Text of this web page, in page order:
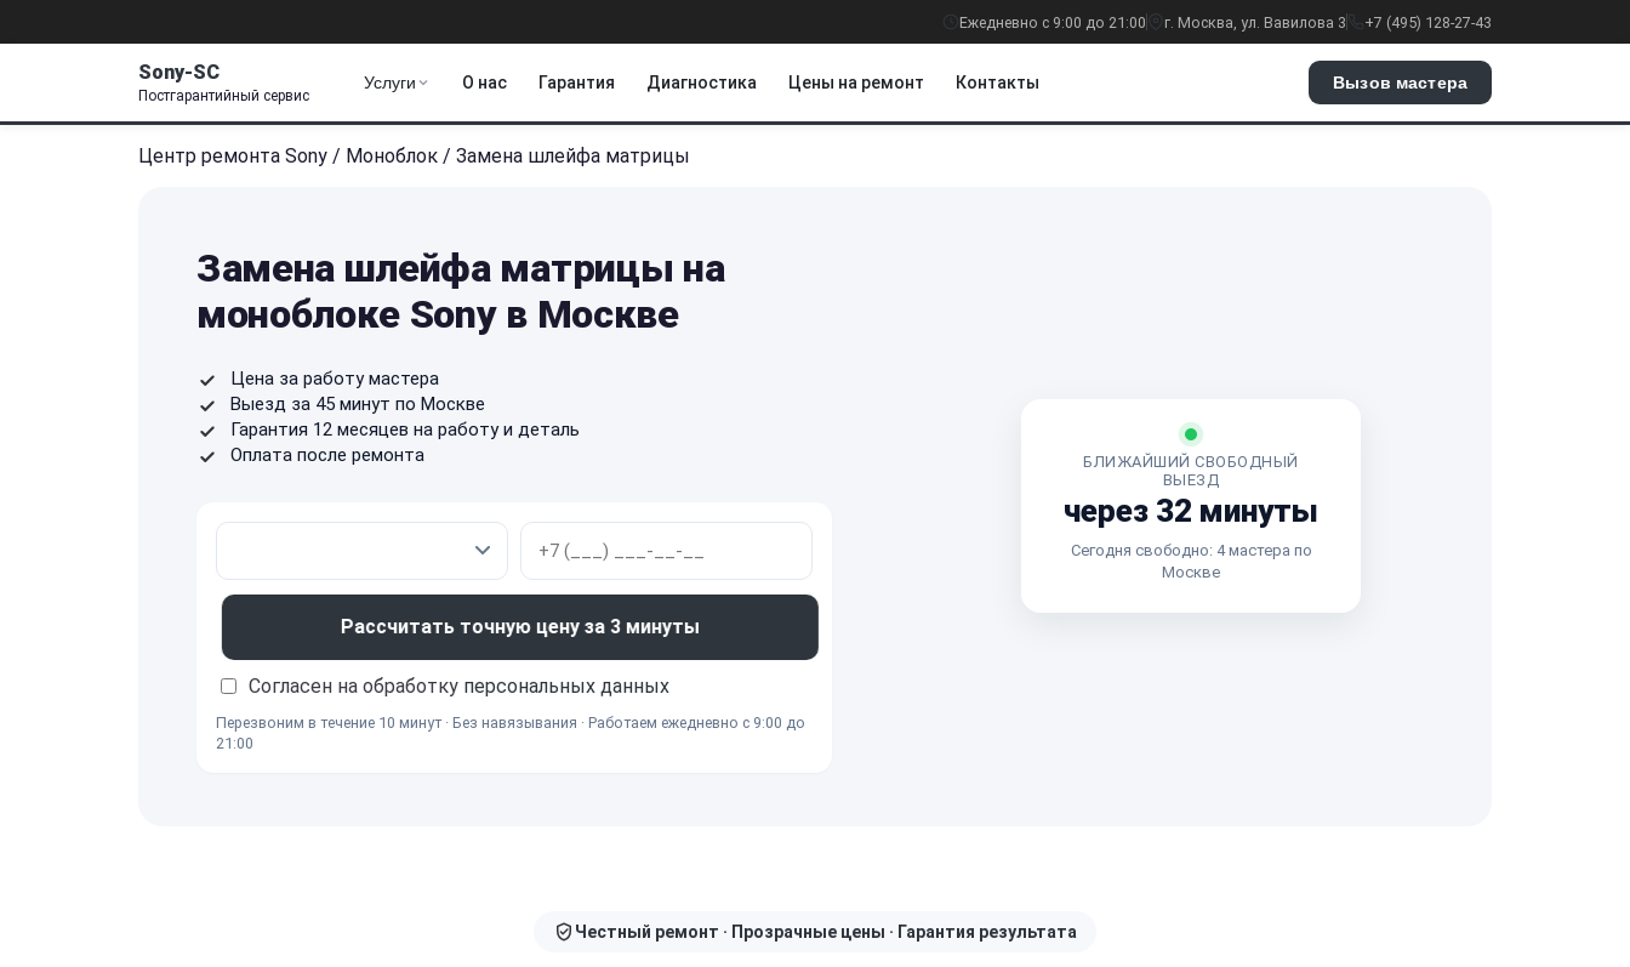
Ежедневно с 9:00 до 21:00 г. Москва, ул. Вавилова 3 +7 (495) 128-27-43
Sony-SC
Постгарантийный сервис
Услуги О нас Гарантия Диагностика Цены на ремонт Контакты Вызов мастера
Центр ремонта Sony / Моноблок / Замена шлейфа матрицы
Замена шлейфа матрицы на
моноблоке Sony в Москве
Цена за работу мастера
Выезд за 45 минут по Москве
Гарантия 12 месяцев на работу и деталь
Оплата после ремонта
Рассчитать точную цену за 3 минуты
Согласен на обработку персональных данных
Перезвоним в течение 10 минут · Без навязывания · Работаем ежедневно с 9:00 до
21:00
БЛИЖАЙШИЙ СВОБОДНЫЙ
ВЫЕЗД
через 32 минуты
Сегодня свободно: 4 мастера по
Москве
Честный ремонт · Прозрачные цены · Гарантия результата